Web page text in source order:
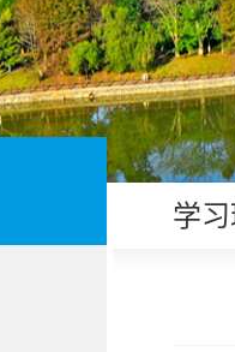
学